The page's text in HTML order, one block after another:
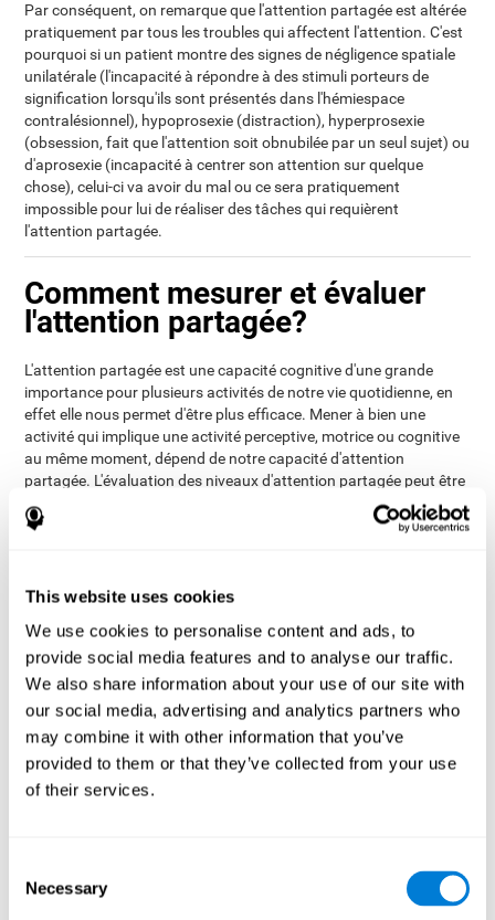
This website uses cookies
We use cookies to personalise content and ads, to
provide social media features and to analyse our traffic.
We also share information about your use of our site with
our social media, advertising and analytics partners who
may combine it with other information that you’ve
provided to them or that they’ve collected from your use
of their services.
Selection
Necessary
Par conséquent, on remarque que l'attention partagée est altérée
pratiquement par tous les troubles qui affectent l'attention. C'est
pourquoi si un patient montre des signes de négligence spatiale
unilatérale (l'incapacité à répondre à des stimuli porteurs de
signification lorsqu'ils sont présentés dans l'hémiespace
contralésionnel), hypoprosexie (distraction), hyperprosexie
(obsession, fait que l'attention soit obnubilée par un seul sujet) ou
d'aprosexie (incapacité à centrer son attention sur quelque
chose), celui-ci va avoir du mal ou ce sera pratiquement
impossible pour lui de réaliser des tâches qui requièrent
l'attention partagée.
Comment mesurer et évaluer
l'attention partagée?
L'attention partagée est une capacité cognitive d'une grande
importance pour plusieurs activités de notre vie quotidienne, en
effet elle nous permet d'être plus efficace. Mener à bien une
activité qui implique une activité perceptive, motrice ou cognitive
au même moment, dépend de notre capacité d'attention
partagée. L'évaluation des niveaux d'attention partagée peut être
d'une grande utilité dans plusieurs domaines professionnels, où il
est important évaluer le rendement des employés (conducteurs,
besoin d'une aide extra pour prendre des notes ou pour certains
patients pourraient avoir besoin d'explications plus simples et
détaillées). On remarque que pour chacun de ces secteurs, il
pourrait être très intéressant de réaliser uneévaluation cognitive
étant donné les répercussions possibles sur le secteur
professionnel, académique ou simplement sur le quotidien du
patient.
Test de Simultanéité DIAT-SHIF
attentif à deux stimuli à la fois). Avec cet exercice, il faut se
confronter à des changements de stratégie, de nouvelles